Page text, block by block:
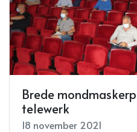
Brede
telewerk
18 november 2021